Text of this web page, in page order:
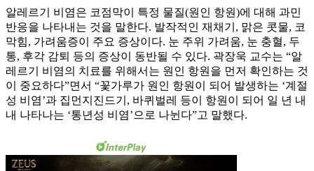
알레르기 비염은 코점막이 특정 물질(원인 항원)에 대해 과민
반응을 나타내는 것을 말한다. 발작적인 재채기, 맑은 콧물, 코
막힘, 가려움증이 주요 증상이다. 눈 주위 가려움, 눈 충혈, 두
통, 후각 감퇴 등의 증상이 동반될 수 있다. 곽장욱 교수는 “알
레르기 비염의 치료를 위해서는 원인 항원을 먼저 확인하는 것
이 중요하다”면서 “꽃가루가 원인 항원이 되어 발생하는 ‘계절
성 비염’과 집먼지진드기, 바퀴벌레 등이 항원이 되어 일 년 내
내 나타나는 ‘통년성 비염’으로 나뉜다”고 말했다.